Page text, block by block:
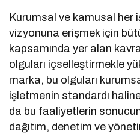
Kurumsal ve kamusal her
vizyonuna erişmek için
kapsamında yer alan
olguları içselleştirmekle
marka, bu olguları
işletmenin standardı
da bu faaliyetlerin
dağıtım, denetim ve